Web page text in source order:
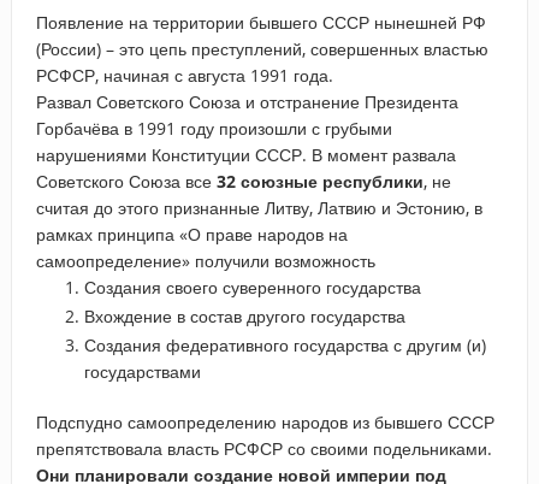
Появление на территории бывшего СССР нынешней РФ
(России) – это цепь преступлений, совершенных властью
РСФСР, начиная с августа 1991 года.
Развал Советского Союза и отстранение Президента
Горбачёва в 1991 году произошли с грубыми
нарушениями Конституции СССР. В момент развала
Советского Союза все 32 союзные республики, не
считая до этого признанные Литву, Латвию и Эстонию, в
рамках принципа «О праве народов на
самоопределение» получили возможность
Создания своего суверенного государства
Вхождение в состав другого государства
Создания федеративного государства с другим (и)
государствами
Подспудно самоопределению народов из бывшего СССР
препятствовала власть РСФСР со своими подельниками.
Они планировали создание новой империи под